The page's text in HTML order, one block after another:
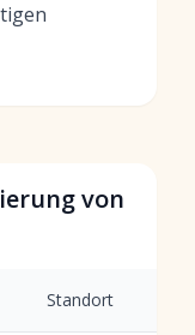
von
Standort